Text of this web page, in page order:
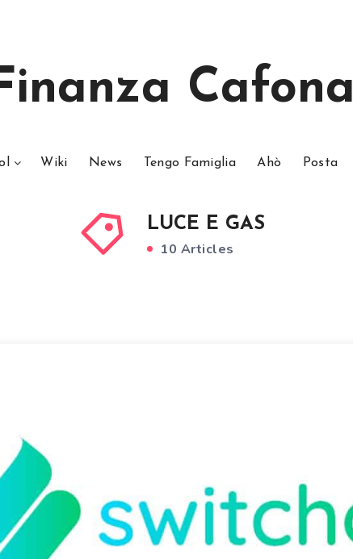
Cafona
Wiki News Tengo Famiglia Ahò Posta
LUCE E GAS
10 Articles